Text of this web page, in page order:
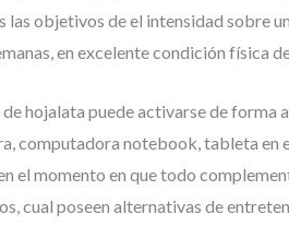
las objetivos de el intensidad sobre
en excelente condición física
hojalata puede activarse de
computadora notebook, tableta en
el momento en que todo
cual poseen alternativas de